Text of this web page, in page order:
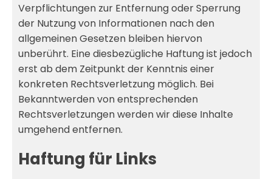
Verpflichtungen zur Entfernung oder Sperrung
der Nutzung von Informationen nach den
allgemeinen Gesetzen bleiben hiervon
unberührt. Eine diesbezügliche Haftung ist jedoch
erst ab dem Zeitpunkt der Kenntnis einer
konkreten Rechtsverletzung möglich. Bei
Bekanntwerden von entsprechenden
Rechtsverletzungen werden wir diese Inhalte
umgehend entfernen.
Haftung für Links